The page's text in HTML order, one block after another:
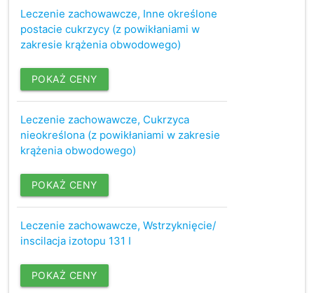
Leczenie zachowawcze, Inne określone
postacie cukrzycy (z powikłaniami w
zakresie krążenia obwodowego)
POKAŻ CENY
Leczenie zachowawcze, Cukrzyca
nieokreślona (z powikłaniami w zakresie
krążenia obwodowego)
POKAŻ CENY
Leczenie zachowawcze, Wstrzyknięcie/
inscilacja izotopu 131 I
POKAŻ CENY